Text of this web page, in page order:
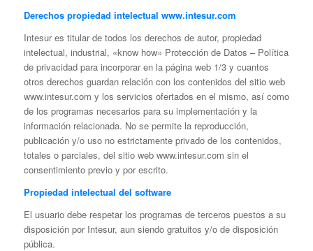
Derechos propiedad intelectual www.intesur.com
Intesur es titular de todos los derechos de autor, propiedad
intelectual, industrial, «know how» Protección de Datos – Política
de privacidad para incorporar en la página web 1/3 y cuantos
otros derechos guardan relación con los contenidos del sitio web
www.intesur.com y los servicios ofertados en el mismo, así como
de los programas necesarios para su implementación y la
información relacionada. No se permite la reproducción,
publicación y/o uso no estrictamente privado de los contenidos,
totales o parciales, del sitio web www.intesur.com sin el
consentimiento previo y por escrito.
Propiedad intelectual del software
El usuario debe respetar los programas de terceros puestos a su
disposición por Intesur, aun siendo gratuitos y/o de disposición
pública.